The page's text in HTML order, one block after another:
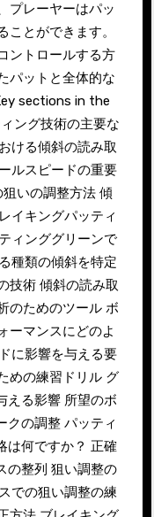
プレーヤーはパッ
とができます。
ントロールする方
パットと全体的な
sections in the
ング技術の主要な
ける傾斜の読み取
ルスピードの重要
いの調整方法 傾
イキングパッティ
ィンググリーンで
種類の傾斜を特定
技術 傾斜の読み取
のためのツール ボ
ーマンスにどのよ
に影響を与える要
めの練習ドリル グ
える影響 所望のボ
クの調整 パッティ
は何ですか？ 正確
の整列 狙い調整の
での狙い調整の練